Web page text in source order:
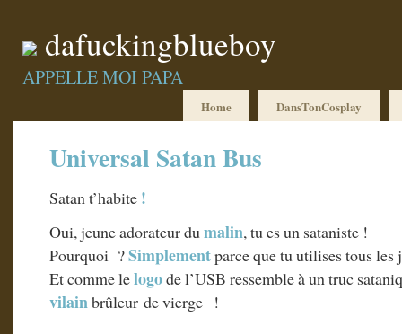
dafuckingblueboy
APPELLE MOI PAPA
Home DansTonCosplay
Universal Satan Bus
Satan t’habite !
Oui, jeune adorateur dumalin, tu es un sataniste !
Pourquoi ?Simplementparce que tu utilises tous
Et comme lelogode l’USB ressemble à un truc
vilainbrûleur de vierge !